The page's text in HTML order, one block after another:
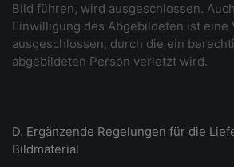
Bild führen, wird ausgeschlossen.
Einwilligung des Abgebildeten ist eine
ausgeschlossen, durch die ein
abgebildeten Person verletzt wird.
D. Ergänzende Regelungen für die
Bildmaterial